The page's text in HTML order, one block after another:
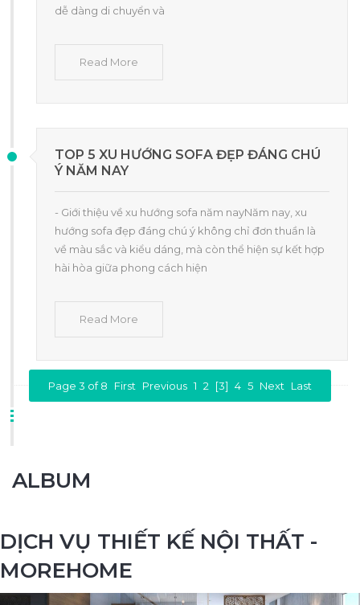
dễ dàng di chuyển và
Read More
TOP 5 XU HƯỚNG SOFA ĐẸP ĐÁNG CHÚ
Ý NĂM NAY
- Giới thiệu về xu hướng sofa năm nayNăm nay, xu
hướng sofa đẹp đáng chú ý không chỉ đơn thuần là
về màu sắc và kiểu dáng, mà còn thể hiện sự kết hợp
hài hòa giữa phong cách hiện
Read More
Page 3 of 8 First Previous 1 2 [3] 4 5 Next Last
ALBUM
DỊCH VỤ THIẾT KẾ NỘI THẤT -
MOREHOME